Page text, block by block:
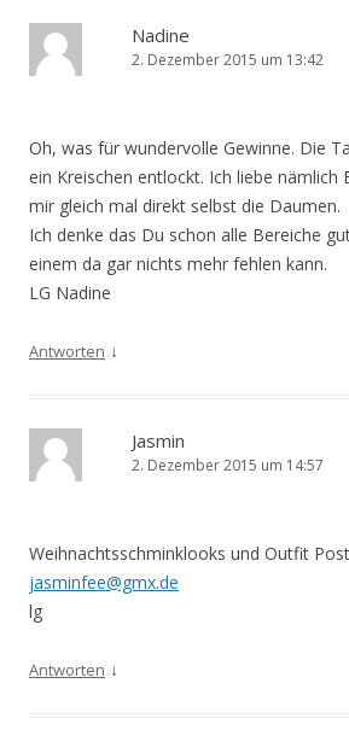
Nadine
2. Dezember 2015 um 13:42
Oh, was für wundervolle Gewinne. Die
ein Kreischen entlockt. Ich liebe nämlich
mir gleich mal direkt selbst die Daumen.
Ich denke das Du schon alle Bereiche
einem da gar nichts mehr fehlen kann.
LG Nadine
Antworten ↓
Jasmin
2. Dezember 2015 um 14:57
Weihnachtsschminklooks und Outfit
jasminfee@gmx.de
lg
Antworten ↓